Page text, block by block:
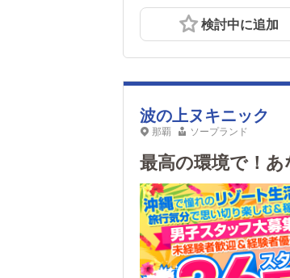
検討中に追加
波の上ヌキニック
那覇 ソープランド
最高の環境で！